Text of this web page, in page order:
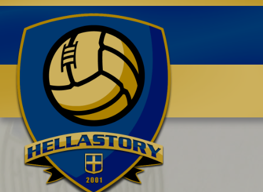
Benvenuti su HELLASTORY.net